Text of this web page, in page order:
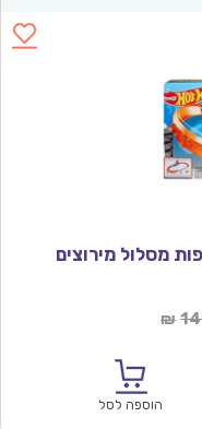
מסלול מירוצים
₪
הוספה לסל